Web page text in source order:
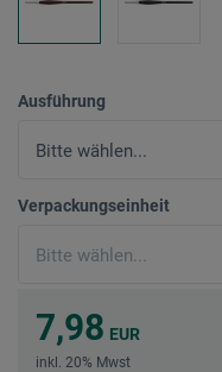
Ausführung
Verpackungseinheit
7,98 EUR
inkl. 20% Mwst